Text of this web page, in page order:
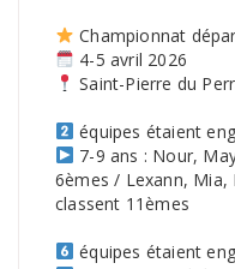
Championnat
4-5 avril 2026
Saint-Pierre du
équipes étaient
7-9 ans : Nour,
6èmes / Lexann, Mia,
classent 11èmes
équipes étaient